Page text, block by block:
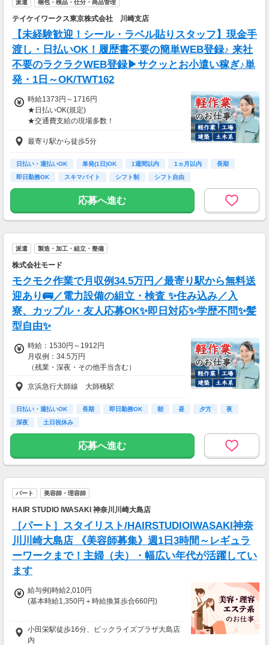
派遣 梱包・検品・仕分・商品管理
テイケイワークス東京株式会社 川崎支店
【未経験歓迎！シール・ラベル貼りスタッフ】現金手
渡し・日払いOK！履歴書不要の簡単WEB登録♪ 来社
不要のラクラクWEB登録▶サクッとお小遣い稼ぎ♪単
発・1日～OK/TWT162
時給1373円～1716円
★日払いOK(規定)
★交通費支給の現場多数！
★車・バイク・自転車通勤OKの現場あり♪
最寄り駅から徒歩5分
日払い・週払いOK 単発(1日)OK 1週間以内 1ヵ月以内
長期
即日勤務OK
スキマバイト シフト制 シフト自由
応募へ進む
派遣 製造・加工・組立・整備
株式会社モード
モクモク作業で月収例34.5万円／最寄り駅から無料送
迎あり🚌／電力設備の組立・検査 ✨住み込み／入
寮、カップル・友人応募OK✨即日対応✨学歴不問✨髪
型自由✨
時給：1530円～1912円
月収例：34.5万円
（残業・深夜・その他手当含む）
京浜急行大師線 大師橋駅
日払い・週払いOK 長期 即日勤務OK 朝 昼 夕方
夜
深夜
土日祝休み
応募へ進む
パート 美容師・理容師
HAIR STUDIO IWASAKI 神奈川川崎大島店
［パート］スタイリスト/HAIRSTUDIOIWASAKI神奈
川川崎大島店 《美容師募集》週1日3時間～レギュラ
ーワークまで！主婦（夫）・幅広い年代が活躍してい
ます
給与例)時給2,010円
(基本時給1,350円＋時給換算歩合660円)
◎Jr.スタイリストの方も歓迎です。
給与は面接時にご相談の上、決定します。
小田栄駅徒歩16分、ビックライズプラザ大島店
内